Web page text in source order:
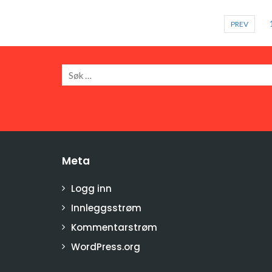
PREV 1
Meta
Logg inn
Innleggsstrøm
Kommentarstrøm
WordPress.org